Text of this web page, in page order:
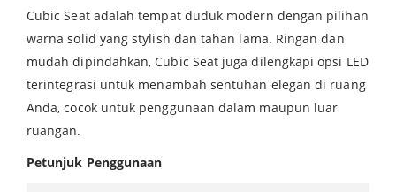
Cubic Seat adalah tempat duduk modern dengan pilihan
warna solid yang stylish dan tahan lama. Ringan dan
mudah dipindahkan, Cubic Seat juga dilengkapi opsi LED
terintegrasi untuk menambah sentuhan elegan di ruang
Anda, cocok untuk penggunaan dalam maupun luar
ruangan.
Petunjuk Penggunaan